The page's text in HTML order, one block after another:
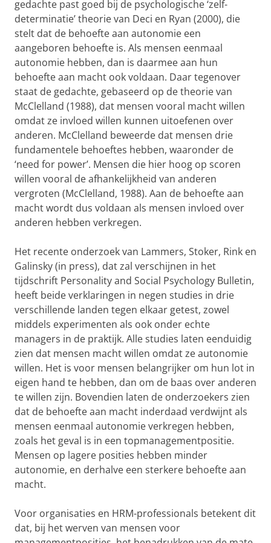
gedachte past goed bij de psychologische ‘zelf-
determinatie’ theorie van Deci en Ryan (2000), die
stelt dat de behoefte aan autonomie een
aangeboren behoefte is. Als mensen eenmaal
autonomie hebben, dan is daarmee aan hun
behoefte aan macht ook voldaan. Daar tegenover
staat de gedachte, gebaseerd op de theorie van
McClelland (1988), dat mensen vooral macht willen
omdat ze invloed willen kunnen uitoefenen over
anderen. McClelland beweerde dat mensen drie
fundamentele behoeftes hebben, waaronder de
‘need for power’. Mensen die hier hoog op scoren
willen vooral de afhankelijkheid van anderen
vergroten (McClelland, 1988). Aan de behoefte aan
macht wordt dus voldaan als mensen invloed over
anderen hebben verkregen.
Het recente onderzoek van Lammers, Stoker, Rink en
Galinsky (in press), dat zal verschijnen in het
tijdschrift Personality and Social Psychology Bulletin,
heeft beide verklaringen in negen studies in drie
verschillende landen tegen elkaar getest, zowel
middels experimenten als ook onder echte
managers in de praktijk. Alle studies laten eenduidig
zien dat mensen macht willen omdat ze autonomie
willen. Het is voor mensen belangrijker om hun lot in
eigen hand te hebben, dan om de baas over anderen
te willen zijn. Bovendien laten de onderzoekers zien
dat de behoefte aan macht inderdaad verdwijnt als
mensen eenmaal autonomie verkregen hebben,
zoals het geval is in een topmanagementpositie.
Mensen op lagere posities hebben minder
autonomie, en derhalve een sterkere behoefte aan
macht.
Voor organisaties en HRM-professionals betekent dit
dat, bij het werven van mensen voor